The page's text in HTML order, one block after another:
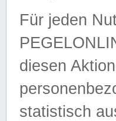
Für jeden
diesen
statistisch